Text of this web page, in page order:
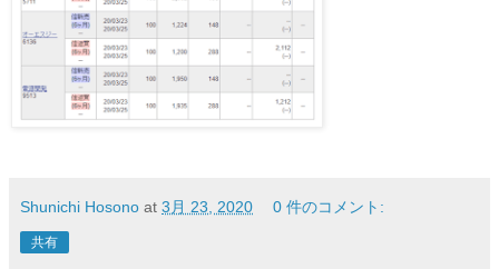
Shunichi Hosono at 3月 23, 2020 0 件のコメント:
共有